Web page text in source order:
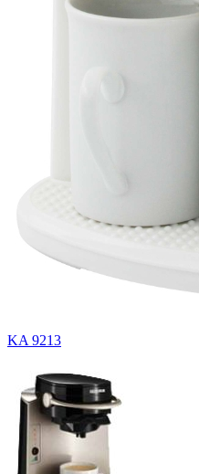
KA 9213